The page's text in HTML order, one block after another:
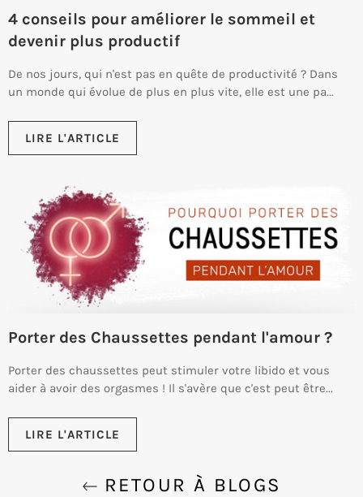
4 conseils pour améliorer le sommeil et
devenir plus productif
De nos jours, qui n'est pas en quête de productivité ? Dans
un monde qui évolue de plus en plus vite, elle est une pa...
LIRE L'ARTICLE
Porter des Chaussettes pendant l'amour ?
Porter des chaussettes peut stimuler votre libido et vous
aider à avoir des orgasmes ! Il s'avère que c'est peut être...
LIRE L'ARTICLE
RETOUR À BLOGS